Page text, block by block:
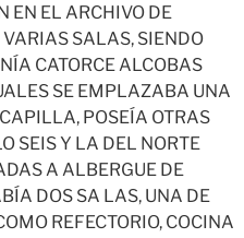
EN EL ARCHIVO DE
SALAS, SIENDO
CATORCE ALCOBAS
SE EMPLAZABA UNA
POSEÍA OTRAS
SEIS Y LA DEL NORTE
A ALBERGUE DE
DOS SA LAS, UNA DE
REFECTORIO, COCINA